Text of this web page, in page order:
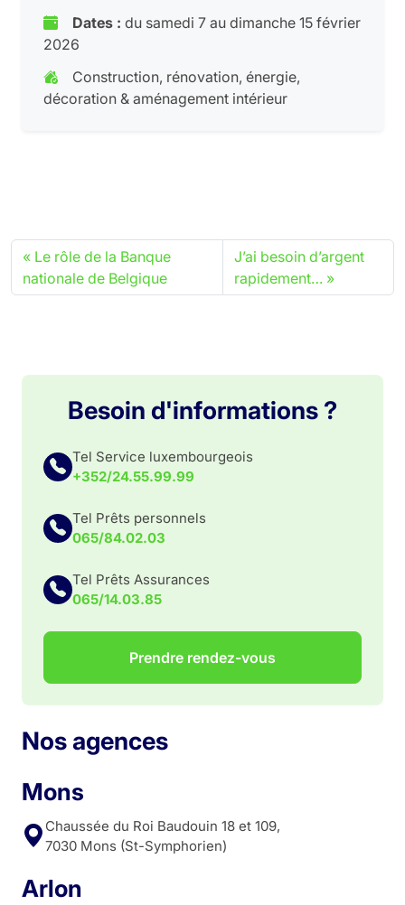
Dates : du samedi 7 au dimanche 15 février
2026
Construction, rénovation, énergie,
décoration & aménagement intérieur
Le rôle de la Banque
nationale de Belgique
J’ai besoin d’argent
rapidement…
Besoin d'informations ?
Tel Service luxembourgeois
+352/24.55.99.99
Tel Prêts personnels
065/84.02.03
Tel Prêts Assurances
065/14.03.85
Prendre rendez-vous
Nos agences
Mons
Chaussée du Roi Baudouin 18 et 109,
7030 Mons (St-Symphorien)
Arlon